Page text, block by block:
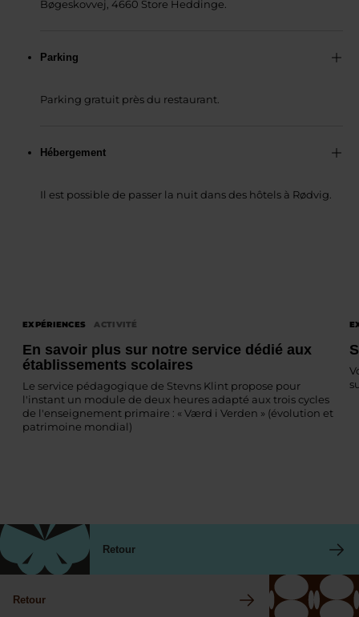
Bøgeskovvej, 4660 Store Heddinge.
Parking
Parking gratuit près du restaurant.
Hébergement
Il est possible de passer la nuit dans des hôtels à Rødvig.
EXPÉRIENCES ACTIVITÉ
En savoir plus sur notre service dédié aux
établissements scolaires
Le service pédagogique de Stevns Klint propose pour
l'instant un module de deux heures adapté aux trois cycles
de l'enseignement primaire : « Værd i Verden » (évolution et
patrimoine mondial)
Retour
Retour